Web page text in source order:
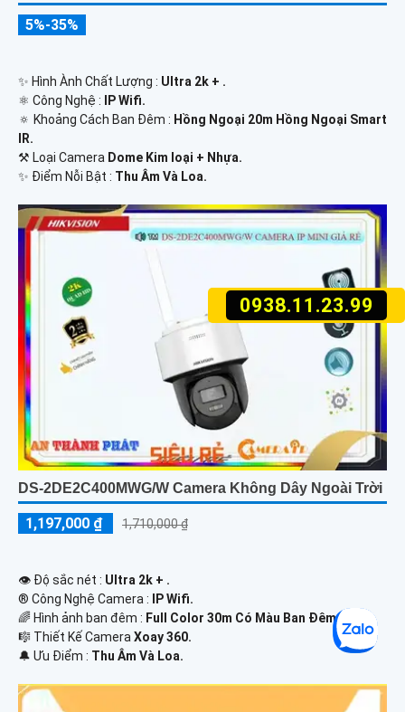
0938.11.23.99
5%-35%
✨ Hình Ành Chất Lượng : Ultra 2k + .
⚛️ Công Nghệ :
IP Wifi.
🔅 Khoảng Cách Ban Đêm : Hồng Ngoại 20m Hồng Ngoại Smart
IR.
⚒ Loại Camera Dome Kim loại + Nhựa.
️✨ Điểm Nỗi Bật : Thu Âm Và Loa.
DS-2DE2C400MWG/W Camera Không Dây Ngoài Trời
1,197,000 ₫ 1,710,000 ₫
👁 Độ sắc nét : Ultra 2k + .
®️ Công Nghệ Camera :
IP Wifi.
🌈 Hình ảnh ban đêm : Full Color 30m Có Màu Ban Ðêm.
🎼️ Thiết Kế Camera Xoay 360.
️🔔 Ưu Điểm : Thu Âm Và Loa.